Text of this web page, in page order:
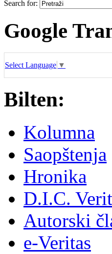
Search for:
Google
Select Language ▼
Bilten:
Kolumna
Saopštenja
Hronika
D.I.C.
Autorski
e-Veritas